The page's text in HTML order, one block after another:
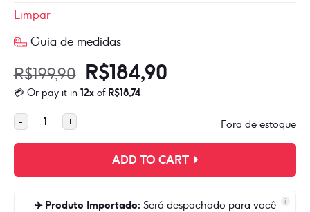
Limpar
Guia de medidas
R$199,90 O
preço
era:
R$184,90
é:
💳 Or pay it in 12xof R$18,74
Fora de estoque
-
Importado
Pijama
Inverno
+
ADD TO CART
✈️ Produto Importado: Será despachado para você
i